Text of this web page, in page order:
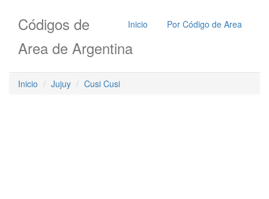
Inicio Por Código de Area
Códigos de
Area de Argentina
Inicio Jujuy Cusi Cusi